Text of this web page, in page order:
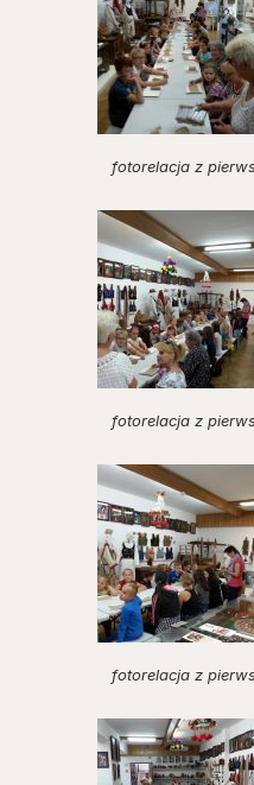
fotorelacja z
fotorelacja z
fotorelacja z